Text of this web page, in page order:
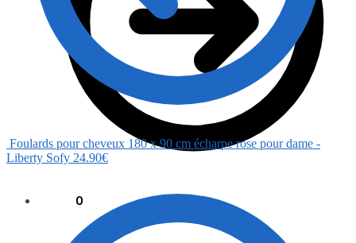
0
Foulards pour cheveux 180 x 90 cm écharpe rose pour dame -
Liberty Sofy 24.90€